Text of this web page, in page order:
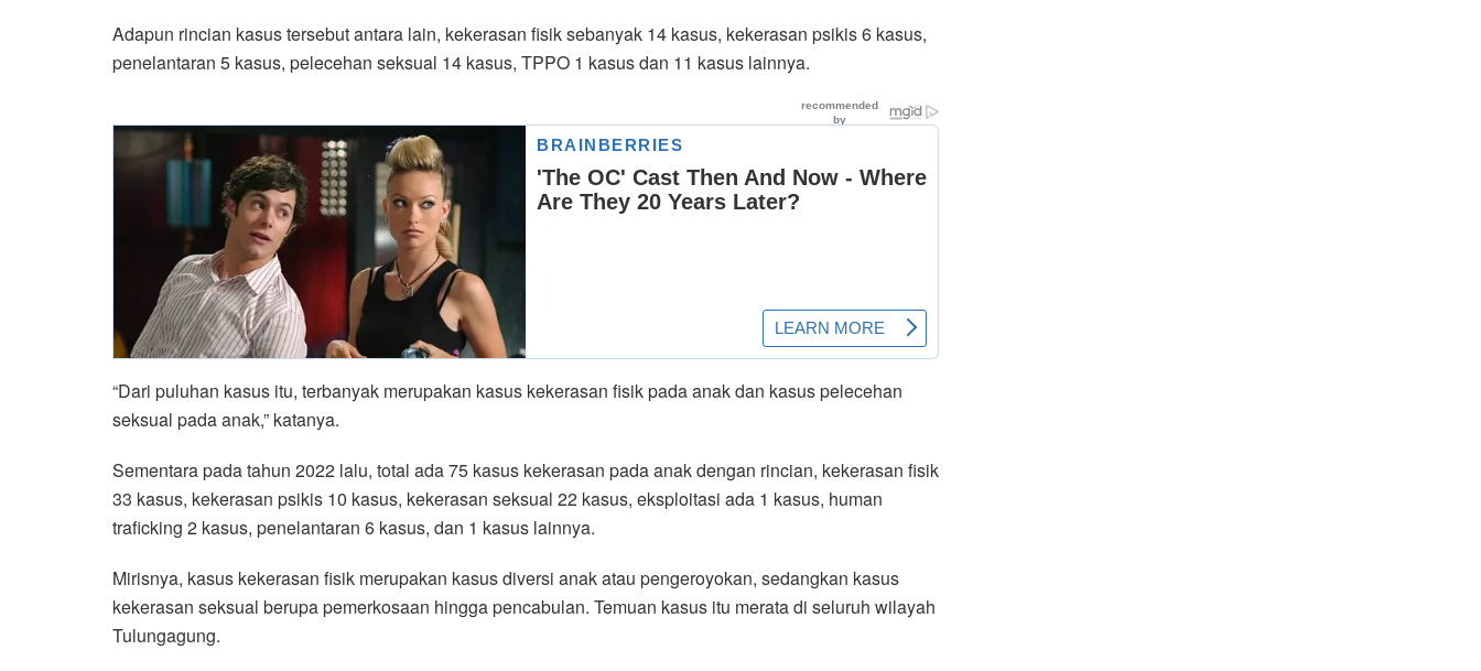
Adapun rincian kasus tersebut antara lain, kekerasan fisik sebanyak 14 kasus, kekerasan psikis 6 kasus,
penelantaran 5 kasus, pelecehan seksual 14 kasus, TPPO 1 kasus dan 11 kasus lainnya.
“Dari puluhan kasus itu, terbanyak merupakan kasus kekerasan fisik pada anak dan kasus pelecehan
seksual pada anak,” katanya.
Sementara pada tahun 2022 lalu, total ada 75 kasus kekerasan pada anak dengan rincian, kekerasan fisik
33 kasus, kekerasan psikis 10 kasus, kekerasan seksual 22 kasus, eksploitasi ada 1 kasus, human
traficking 2 kasus, penelantaran 6 kasus, dan 1 kasus lainnya.
Mirisnya, kasus kekerasan fisik merupakan kasus diversi anak atau pengeroyokan, sedangkan kasus
kekerasan seksual berupa pemerkosaan hingga pencabulan. Temuan kasus itu merata di seluruh wilayah
Tulungagung.